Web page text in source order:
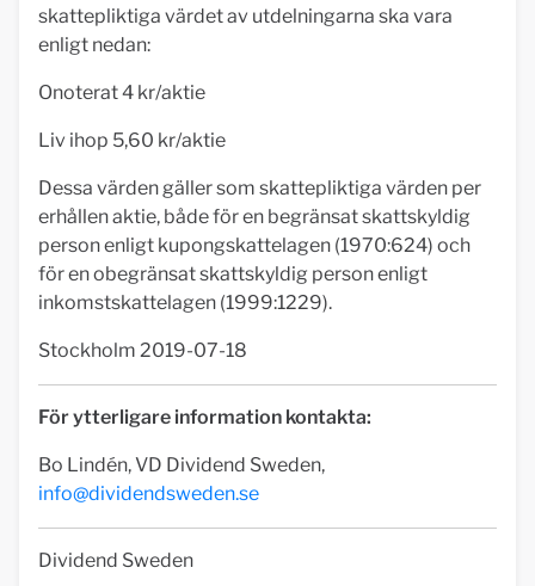
skattepliktiga värdet av utdelningarna ska vara
enligt nedan:
Onoterat 4 kr/aktie
Liv ihop 5,60 kr/aktie
Dessa värden gäller som skattepliktiga värden per
erhållen aktie, både för en begränsat skattskyldig
person enligt kupongskattelagen (1970:624) och
för en obegränsat skattskyldig person enligt
inkomstskattelagen (1999:1229).
Stockholm 2019-07-18
För ytterligare information kontakta:
Bo Lindén, VD Dividend Sweden,
info@dividendsweden.se
Dividend Sweden